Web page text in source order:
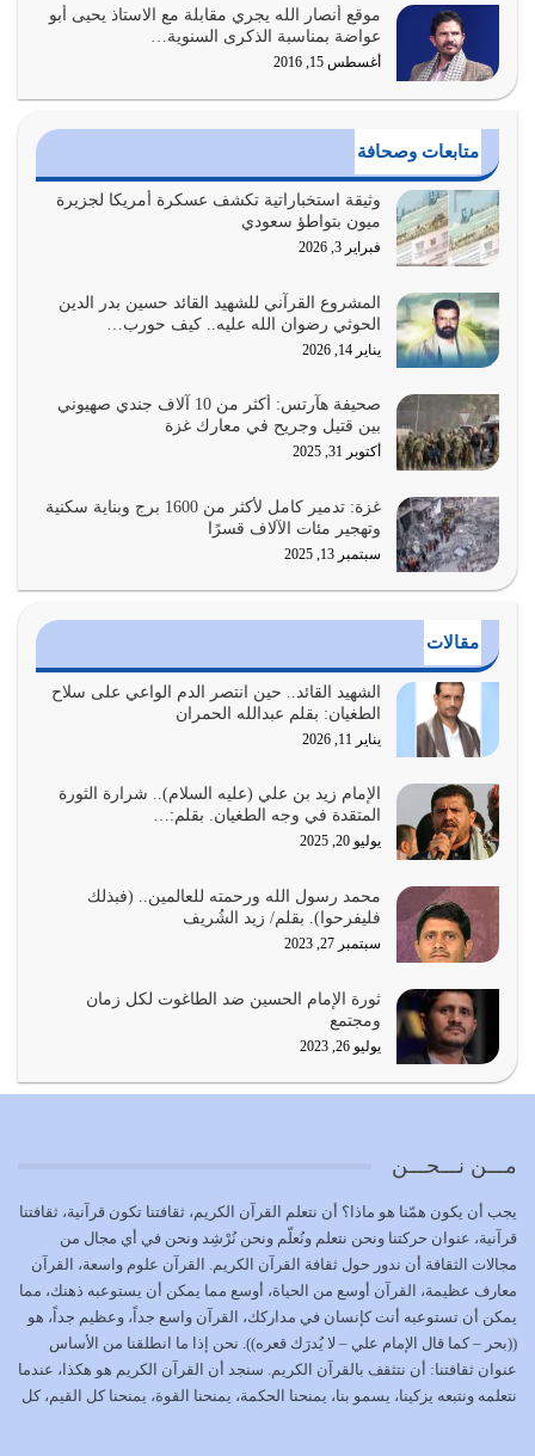
وعد الله تعالى من يُقتل في سبيله بالحياة الأبدية والرزق
والاستبشار والنجاة والخلود في…
يوليو 29, 2026
القرآن الكريم هو أهم مصدر لمعرفة رسول الله معرفة سيرته
معرفة شخصيته معرفة عظمته
يوليو 28, 2026
هل نحن من الصالحين؟ قيِّم نفسك هنا اترك القرآن على أصله
وأعرض نفسك، وأعرض ما لديك على…
عندما يكون عدوك هو عدو الله معناه أن تكون نقاط الضعف
فيه كثيرة وسينصرك الله عليه إذا…
يوليو 26, 2026
أراد الله لهذه الأمة ان تكون خير امة أخرجت للناس بالنهوض
بالأمر بالمعروف والنهي عن…
يوليو 25, 2026
الدين الذي شرعه الله لا يجوز أن يخضع لآرائنا وأهوائنا
أي أمة تتفرق في الدين وتتفرق في كيانها معناه أنها أصبحت
أمة عاجزة عن النهوض…
يوليو 23, 2026
بحبل الله جميعاً وليس كل…
يوليو 22, 2026
يشاء ويذل من يشاء
يوليو 21, 2026
كل زمان…
يوليو 19, 2026
الوظيفة عبارة عن مسؤولية يجب النهوض بها كما ينبغي لكي
وَالْمُنْفِقِينَ…
يوليو 17, 2026
الاعتصام بحبل الله أمر إلهي للمؤمنين وهو بمثابة سبب بينهم
وبين الله يترتب عليه النصر…
يوليو 16, 2026
إما أن نحاول أن نكون من أولياء الله فيتم على أيدينا ضرب
موقع أنصار الله يجري مقابلة مع الاستاذ يحيى أبو
عواضة بمناسبة الذكرى السنوية…
أغسطس 15, 2016
متابعات وصحافة
وثيقة استخباراتية تكشف عسكرة أمريكا لجزيرة
ميون بتواطؤ سعودي
فبراير 3, 2026
المشروع القرآني للشهيد القائد حسين بدر الدين
الحوثي رضوان الله عليه.. كيف حورب…
يناير 14, 2026
صحيفة هآرتس: أكثر من 10 آلاف جندي صهيوني
بين قتيل وجريح في معارك غزة
أكتوبر 31, 2025
غزة: تدمير كامل لأكثر من 1600 برج وبناية سكنية
وتهجير مئات الآلاف قسرًا
سبتمبر 13, 2025
مقالات
الشهيد القائد.. حين انتصر الدم الواعي على سلاح
الطغيان: بقلم عبدالله الحمران
يناير 11, 2026
الإمام زيد بن علي (عليه السلام).. شرارة الثورة
المتقدة في وجه الطغيان. بقلم:…
يوليو 20, 2025
محمد رسول الله ورحمته للعالمين.. (فبذلك
فليفرحوا). بقلم/ زيد الشُريف
سبتمبر 27, 2023
ثورة الإمام الحسين ضد الطاغوت لكل زمان
ومجتمع
يوليو 26, 2023
مـــن نـــحـــن
يجب أن يكون همّنا هو ماذا؟ أن نتعلم القرآن الكريم، ثقافتنا تكون قرآنية، ثقافتنا
قرآنية، عنوان حركتنا ونحن نتعلم ونُعلّم ونحن نُرْشِد ونحن في أي مجال من
مجالات الثقافة أن ندور حول ثقافة القرآن الكريم. القرآن علوم واسعة، القرآن
معارف عظيمة، القرآن أوسع من الحياة، أوسع مما يمكن أن يستوعبه ذهنك، مما
يمكن أن تستوعبه أنت كإنسان في مداركك، القرآن واسع جداً، وعظيم جداً، هو
((بحر – كما قال الإمام علي – لا يُدرَك قعره)). نحن إذا ما انطلقنا من الأساس
عنوان ثقافتنا: أن نتثقف بالقرآن الكريم. سنجد أن القرآن الكريم هو هكذا، عندما
نتعلمه ونتبعه يزكينا، يسمو بنا، يمنحنا الحكمة، يمنحنا القوة، يمنحنا كل القيم، كل